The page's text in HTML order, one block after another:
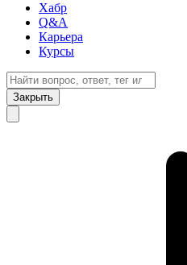
Хабр
Q&A
Карьера
Курсы
Закрыть